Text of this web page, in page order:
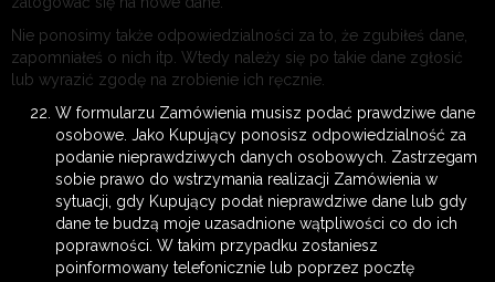
Nie ponosimy także odpowiedzialności za to, że zgubiłeś dane,
zapomniałeś o nich itp. Wtedy należy się po takie dane zgłosić
lub wyrazić zgodę na zrobienie ich ręcznie.
W formularzu Zamówienia musisz podać prawdziwe dane
osobowe. Jako Kupujący ponosisz odpowiedzialność za
podanie nieprawdziwych danych osobowych. Zastrzegam
sobie prawo do wstrzymania realizacji Zamówienia w
sytuacji, gdy Kupujący podał nieprawdziwe dane lub gdy
dane te budzą moje uzasadnione wątpliwości co do ich
poprawności. W takim przypadku zostaniesz
poinformowany telefonicznie lub poprzez pocztę